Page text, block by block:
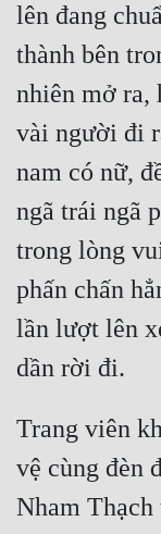
Sủng
Thanh Xuân
Tiên Hiệp
Tiểu Thuyết
Trinh Thám
Triều Đấu
Trùng Sinh
Tu Chân
Tu Tiên
Tội Phạm
lên đang
thành bên
nhiên mở ra,
vài người đi
nam có nữ,
ngã trái ngã
trong lòng
phấn chấn
lần lượt lên
dần rời đi.
Trang viên
vệ cùng đèn
Nham